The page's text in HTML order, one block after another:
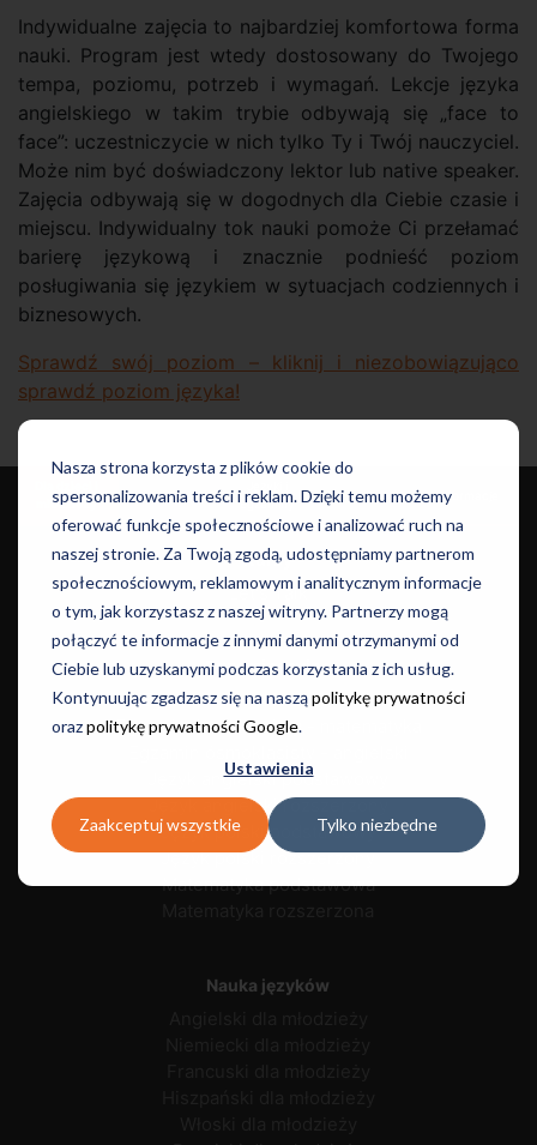
Nasza strona korzysta z plików cookie do
spersonalizowania treści i reklam. Dzięki temu możemy
oferować funkcje społecznościowe i analizować ruch na
naszej stronie. Za Twoją zgodą, udostępniamy partnerom
społecznościowym, reklamowym i analitycznym informacje
o tym, jak korzystasz z naszej witryny. Partnerzy mogą
połączyć te informacje z innymi danymi otrzymanymi od
Ciebie lub uzyskanymi podczas korzystania z ich usług.
Kontynuując zgadzasz się na nasząpolitykę prywatności
orazpolitykę prywatności Google.
Ustawienia
Zaakceptuj wszystkie Tylko niezbędne
Indywidualne zajęcia to najbardziej komfortowa forma
nauki. Program jest wtedy dostosowany do Twojego
tempa, poziomu, potrzeb i wymagań. Lekcje języka
angielskiego w takim trybie odbywają się „face to
face”: uczestniczycie w nich tylko Ty i Twój nauczyciel.
Może nim być doświadczony lektor lub native speaker.
Zajęcia odbywają się w dogodnych dla Ciebie czasie i
miejscu. Indywidualny tok nauki pomoże Ci przełamać
barierę językową i znacznie podnieść poziom
posługiwania się językiem w sytuacjach codziennych i
biznesowych.
Sprawdź swój poziom – kliknij i niezobowiązująco
sprawdź poziom języka!
Kursy
Let's Talk
Egzaminacyjne
Egzamin ósmoklasisty - polski
Egzamin ósmoklasisty - matematyka
Język angielski podstawowy
Język angielski rozszerzony
Język polski podstawowy
Język polski rozszerzony
Matematyka podstawowa
Nauka języków
młodzieży
Dla dorosłych
Egzaminy
Szkoły Informacje